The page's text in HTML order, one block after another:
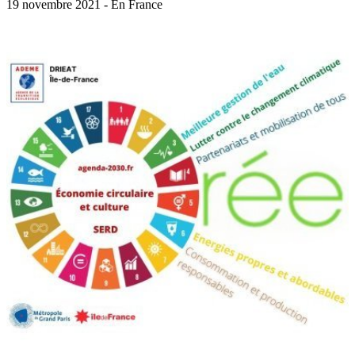
19 novembre 2021 - En France